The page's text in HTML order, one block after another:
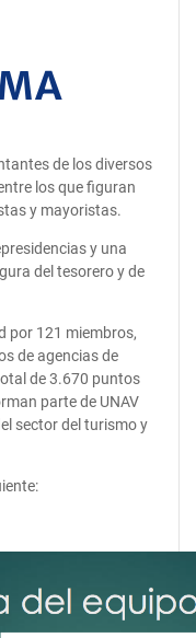
de los diversos
los que figuran
y mayoristas.
y una
del tesorero y de
por 121 miembros,
de agencias de
de 3.670 puntos
parte de UNAV
sector del turismo y